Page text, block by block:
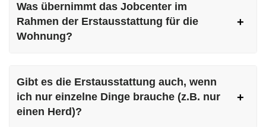
Was übernimmt das Jobcenter im
Rahmen der Erstausstattung für die
Wohnung?
Gibt es die Erstausstattung auch, wenn
ich nur einzelne Dinge brauche (z.B. nur
einen Herd)?